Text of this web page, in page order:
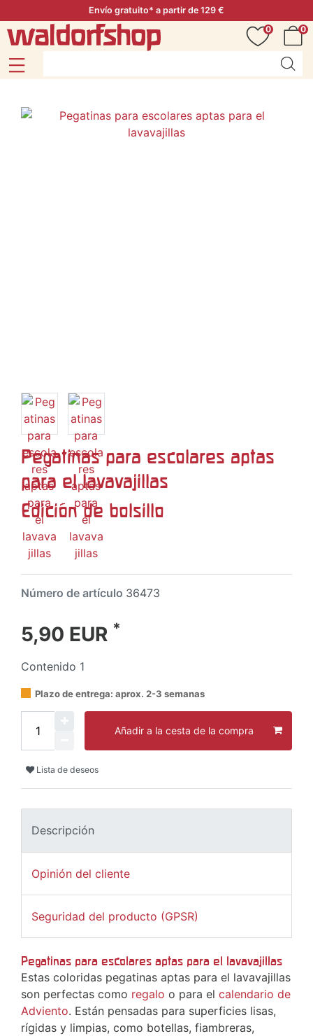
Envío gratuito* a partir de 129 €
0
0
Pegatinas para escolares aptas
para el lavavajillas
Edición de bolsillo
Número de artículo 36473
5,90 EUR *
Contenido 1
Plazo de entrega: aprox. 2-3 semanas
Añadir a la cesta de la compra
Lista de deseos
Descripción
Opinión del cliente
Seguridad del producto (GPSR)
Pegatinas para escolares aptas para el lavavajillas
Estas coloridas pegatinas aptas para el lavavajillas
son perfectas como regalo o para el calendario de
Adviento. Están pensadas para superficies lisas,
rígidas y limpias, como botellas, fiambreras,